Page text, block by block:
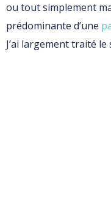
ou tout simplement
prédominante d’une
J’ai largement traité